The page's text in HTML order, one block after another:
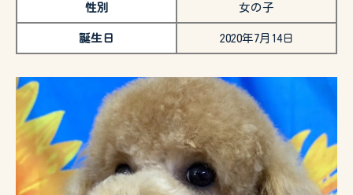
性別 女の子
誕生日 2020年7月14日